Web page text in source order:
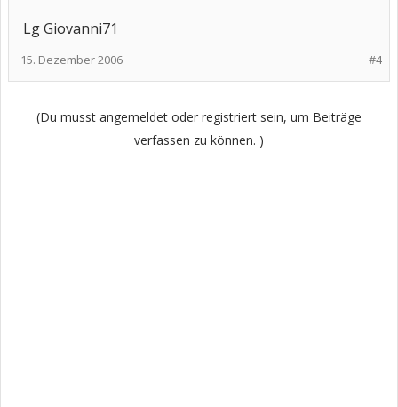
Lg Giovanni71
#4
15. Dezember 2006
(Du musst angemeldet oder registriert sein, um Beiträge
verfassen zu können. )